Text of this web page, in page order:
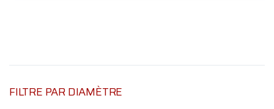
FILTRE PAR DIAMÈTRE